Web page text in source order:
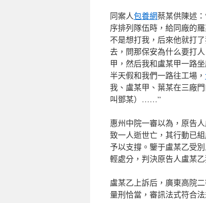
同案人包養網蔡某供陳述：
序排列隊伍時，給同廠的
不是想打我，后來他就打
去，問那保安為什么要打
甲，然后我和盧某甲一路
半天假和我們一路往工場，
我、盧某甲、葉某在三廠
叫鄧某）……”
惠州中院一審以為，原告
致一人逝世亡，其行動已
予以支撐。鑒于盧某乙受
輕處分，判決原告人盧某
盧某乙上訴后，廣東高院
量刑恰當，審訊法式符合